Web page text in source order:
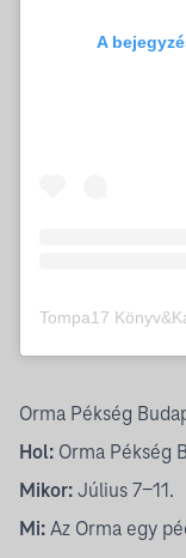
A
Orma Pékség
Hol: Orma Pékség
Mikor: Július 7-11.
Mi: Az Orma egy